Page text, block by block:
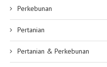
Perkebunan
Pertanian
Pertanian & Perkebunan